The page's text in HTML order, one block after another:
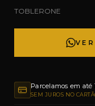
TOBLERONE
Parcelamos em até
SEM JUROS NO